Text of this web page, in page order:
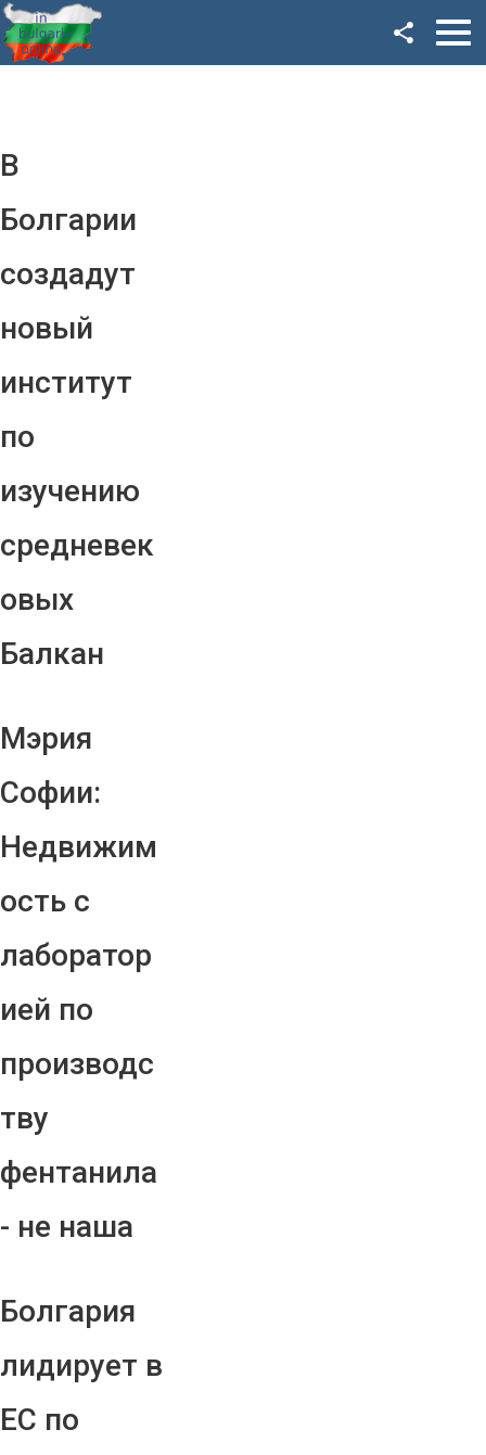
В
Болгарии
создадут
новый
институт
по
изучению
средневек
овых
Балкан
Мэрия
Софии:
Недвижим
ость с
лаборатор
ией по
производс
тву
фентанила
- не наша
Болгария
лидирует в
ЕС по